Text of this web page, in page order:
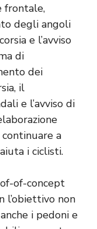
frontale,
degli angoli
e l’avviso
di
dei
il
e l’avviso di
a
i ciclisti.
of-concept
l’obiettivo non
i pedoni e